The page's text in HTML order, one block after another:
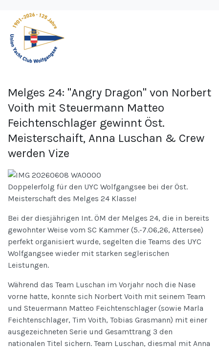
Melges 24: "Angry Dragon" von Norbert
Voith mit Steuermann Matteo
Feichtenschlager gewinnt Öst.
Meisterschaift, Anna Luschan & Crew
werden Vize
Doppelerfolg für den UYC Wolfgangsee bei der Öst.
Meisterschaft des Melges 24 Klasse!
Bei der diesjährigen Int. ÖM der Melges 24, die in bereits
gewohnter Weise vom SC Kammer (5.-7.06,26, Attersee)
perfekt organisiert wurde, segelten die Teams des UYC
Wolfgangsee wieder mit starken seglerischen
Leistungen.
Während das Team Luschan im Vorjahr noch die Nase
vorne hatte, konnte sich Norbert Voith mit seinem Team
und Steuermann Matteo Feichtenschlager (sowie Marla
Feichtenschlager, Tim Voith, Tobias Grasmann) mit einer
ausgezeichneten Serie und Gesamttrang 3 den
nationalen Titel sichern. Team Luschan, diesmal mit Anna